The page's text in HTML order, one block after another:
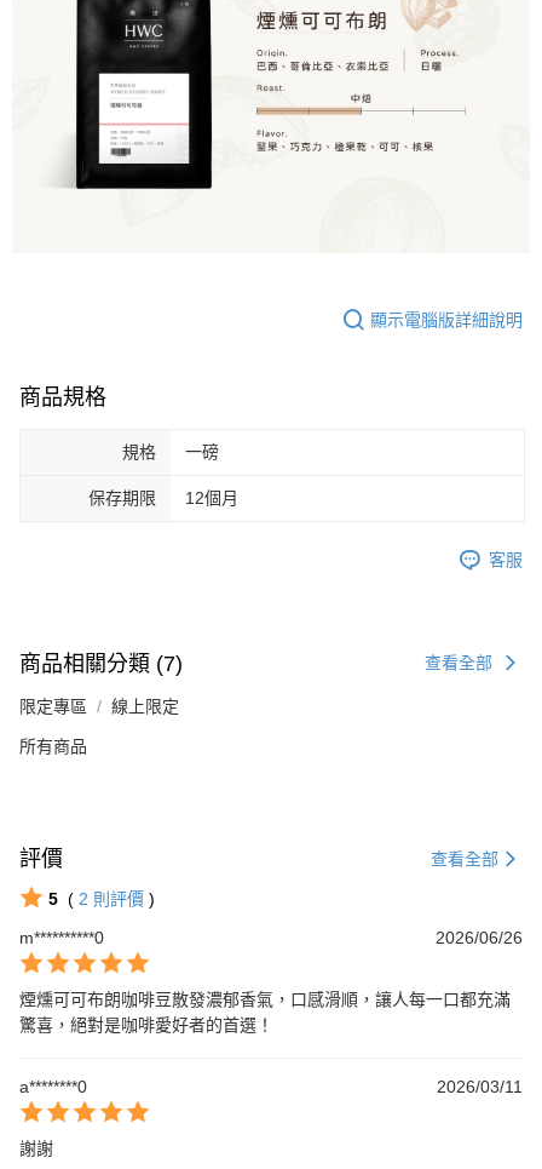
顯示電腦版詳細說明
商品規格
規格 一磅
保存期限 12個月
客服
商品相關分類 (7) 查看全部
限定專區 線上限定
所有商品
評價 查看全部
5 ( 2 則評價 )
m**********0
2026/06/26
煙燻可可布朗咖啡豆散發濃郁香氣，口感滑順，讓人每一口都充滿
驚喜，絕對是咖啡愛好者的首選！
a********0 2026/03/11
謝謝